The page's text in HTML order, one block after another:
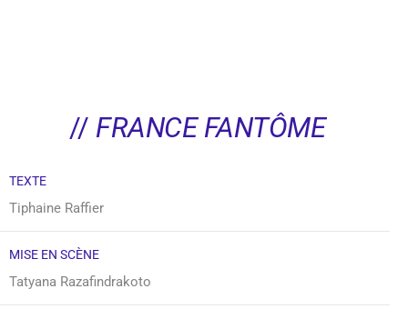
// FRANCE FANTÔME
TEXTE
Tiphaine Raffier
MISE EN SCÈNE
Tatyana Razafindrakoto